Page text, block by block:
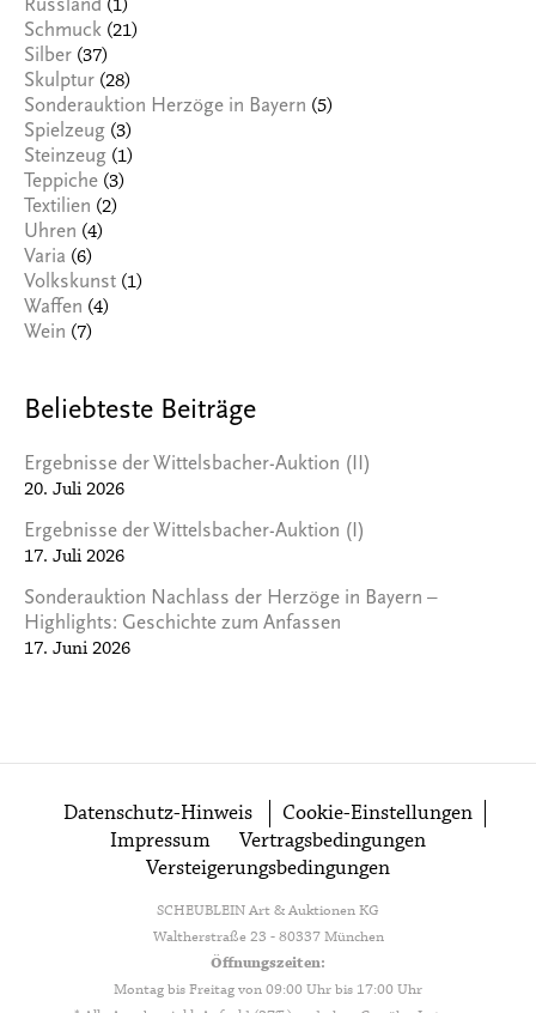
Russland (1)
Schmuck (21)
Silber (37)
Skulptur (28)
Sonderauktion Herzöge in Bayern (5)
Spielzeug (3)
Steinzeug (1)
Teppiche (3)
Textilien (2)
Uhren (4)
Varia (6)
Volkskunst (1)
Waffen (4)
Wein (7)
Beliebteste Beiträge
Ergebnisse der Wittelsbacher-Auktion (II)
20. Juli 2026
Ergebnisse der Wittelsbacher-Auktion (I)
17. Juli 2026
Sonderauktion Nachlass der Herzöge in Bayern –
Highlights: Geschichte zum Anfassen
17. Juni 2026
Datenschutz-Hinweis
Cookie-Einstellungen
Impressum
Vertragsbedingungen
Versteigerungsbedingungen
SCHEUBLEIN Art & Auktionen KG
Waltherstraße 23 - 80337 München
Öffnungszeiten:
Montag bis Freitag von 09:00 Uhr bis 17:00 Uhr